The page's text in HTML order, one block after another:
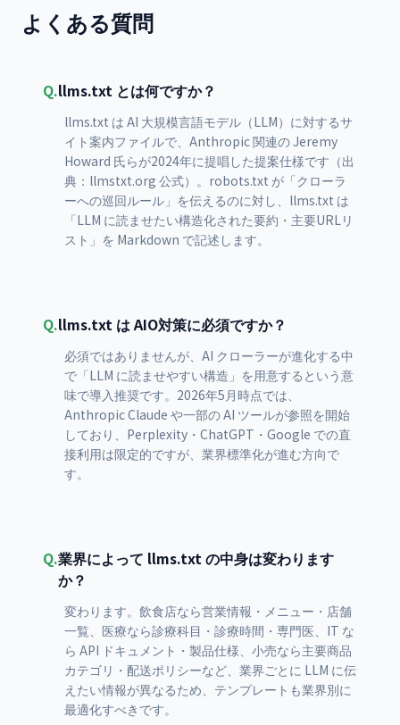
よくある質問
Q.llms.txt とは何ですか？
llms.txt は AI 大規模言語モデル（LLM）に対するサ
イト案内ファイルで、Anthropic 関連の Jeremy
Howard 氏らが2024年に提唱した提案仕様です（出
典：llmstxt.org 公式）。robots.txt が「クローラ
ーへの巡回ルール」を伝えるのに対し、llms.txt は
「LLM に読ませたい構造化された要約・主要URLリ
スト」を Markdown で記述します。
Q.llms.txt は AIO対策に必須ですか？
必須ではありませんが、AI クローラーが進化する中
で「LLM に読ませやすい構造」を用意するという意
味で導入推奨です。2026年5月時点では、
Anthropic Claude や一部の AI ツールが参照を開始
しており、Perplexity・ChatGPT・Google での直
接利用は限定的ですが、業界標準化が進む方向で
す。
Q.業界によって llms.txt の中身は変わります
か？
変わります。飲食店なら営業情報・メニュー・店舗
一覧、医療なら診療科目・診療時間・専門医、IT な
ら API ドキュメント・製品仕様、小売なら主要商品
カテゴリ・配送ポリシーなど、業界ごとに LLM に伝
えたい情報が異なるため、テンプレートも業界別に
最適化すべきです。